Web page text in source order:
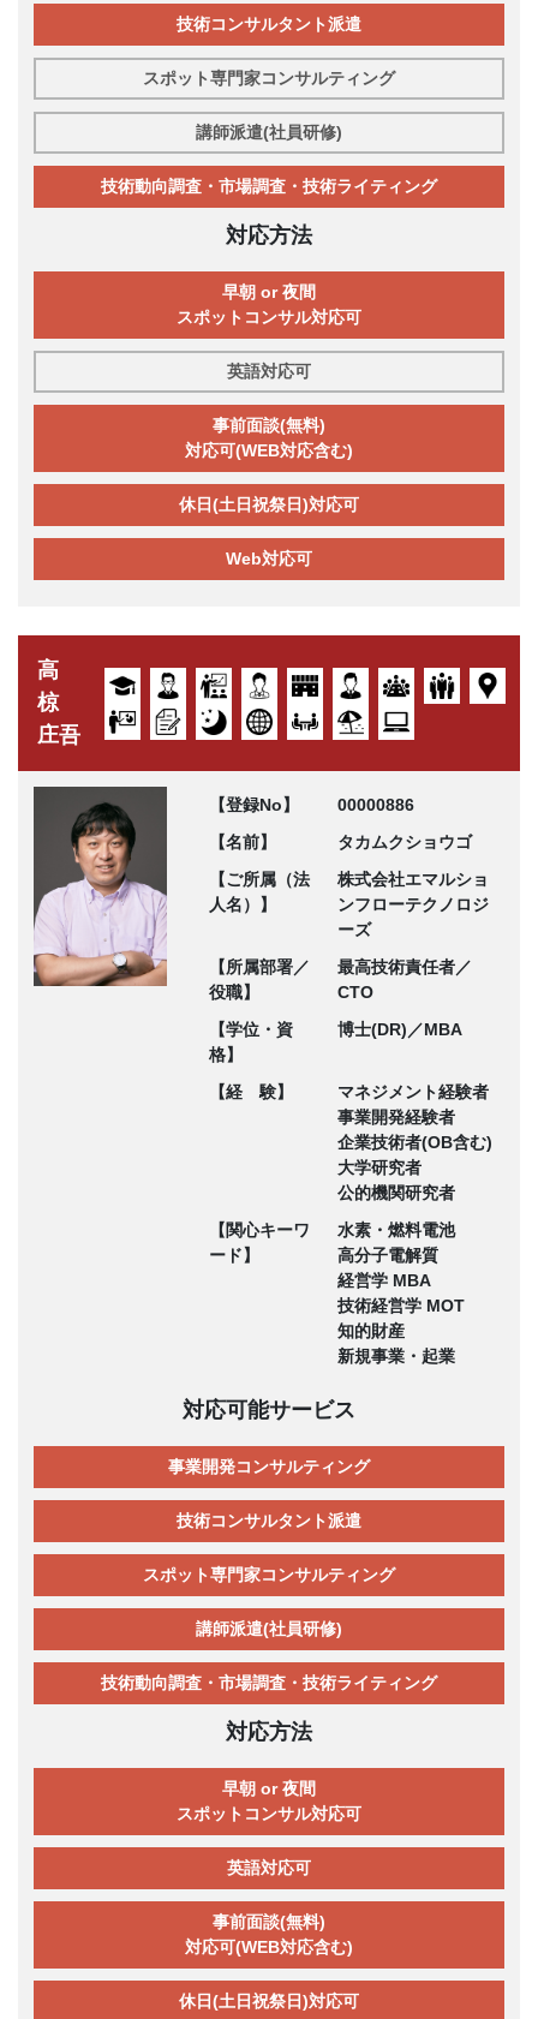
技術コンサルタント派遣
スポット専門家コンサルティング
講師派遣(社員研修)
技術動向調査・市場調査・技術ライティング
対応方法
早朝 or 夜間
スポットコンサル対応可
英語対応可
事前面談(無料)
対応可(WEB対応含む)
休日(土日祝祭日)対応可
Web対応可
高
椋
庄吾
【登録No】
00000886
【名前】
タカムクショウゴ
【ご所属（法
人名）】
株式会社エマルショ
ンフローテクノロジ
ーズ
【所属部署／
役職】
最高技術責任者／
CTO
【学位・資
格】
博士(DR)／MBA
【経 験】
マネジメント経験者
事業開発経験者
企業技術者(OB含む)
大学研究者
公的機関研究者
【関心キーワ
ード】
水素・燃料電池
高分子電解質
経営学 MBA
技術経営学 MOT
知的財産
新規事業・起業
対応可能サービス
事業開発コンサルティング
技術コンサルタント派遣
スポット専門家コンサルティング
講師派遣(社員研修)
技術動向調査・市場調査・技術ライティング
対応方法
早朝 or 夜間
スポットコンサル対応可
英語対応可
事前面談(無料)
対応可(WEB対応含む)
休日(土日祝祭日)対応可